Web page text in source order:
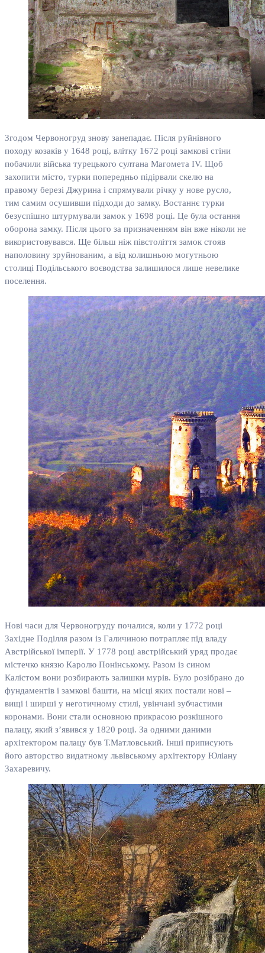
Згодом Червоногруд знову занепадає. Після руйнівного
походу козаків у 1648 році, влітку 1672 році замкові стіни
побачили війська турецького султана Магомета ІV. Щоб
захопити місто, турки попередньо підірвали скелю на
правому березі Джурина і спрямували річку у нове русло,
тим самим осушивши підходи до замку. Востаннє турки
безуспішно штурмували замок у 1698 році. Це була остання
оборона замку. Після цього за призначенням він вже ніколи не
використовувався. Ще більш ніж півстоліття замок стояв
наполовину зруйнованим, а від колишньою могутньою
столиці Подільського воєводства залишилося лише невелике
поселення.
Нові часи для Червоногруду почалися, коли у 1772 році
Західне Поділля разом із Галичиною потрапляє під владу
Австрійської імперії. У 1778 році австрійський уряд продає
містечко князю Каролю Понінському. Разом із сином
Калістом вони розбирають залишки мурів. Було розібрано до
фундаментів і замкові башти, на місці яких постали нові –
вищі і ширші у неготичному стилі, увінчані зубчастими
коронами. Вони стали основною прикрасою розкішного
палацу, який з’явився у 1820 році. За одними даними
архітектором палацу був Т.Матловський. Інші приписують
його авторство видатному львівському архітектору Юліану
Захаревичу.